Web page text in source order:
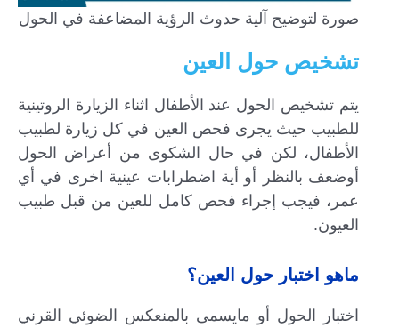
صورة لتوضيح آلية حدوث الرؤية المضاعفة في الحول
تشخيص حول العين
يتم تشخيص الحول عند الأطفال اثناء الزيارة الروتينية
للطبيب حيث يجرى فحص العين في كل زيارة لطبيب
الأطفال، لكن في حال الشكوى من أعراض الحول
أوضعف بالنظر أو أية اضطرابات عينية اخرى في أي
عمر، فيجب إجراء فحص كامل للعين من قبل طبيب
العيون.
ماهو اختبار حول العين؟
اختبار الحول أو مايسمى بالمنعكس الضوئي القرني